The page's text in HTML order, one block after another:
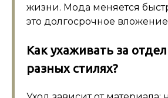
жизни. Мода меняется
это долгосрочное
Как ухаживать за
разных стилях?